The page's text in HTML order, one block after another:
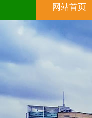
网站首页